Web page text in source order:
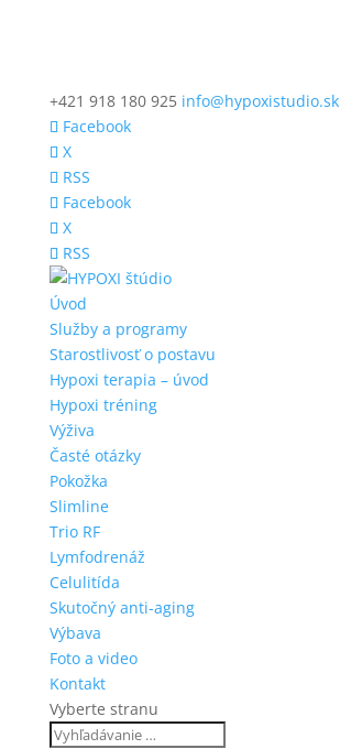
+421 918 180 925 info@hypoxistudio.sk
Facebook
X
RSS
Facebook
X
RSS
Úvod
Služby a programy
Starostlivosť o postavu
Hypoxi terapia – úvod
Hypoxi tréning
Výživa
Časté otázky
Pokožka
Slimline
Trio RF
Lymfodrenáž
Celulitída
Skutočný anti-aging
Výbava
Foto a video
Kontakt
Vyberte stranu